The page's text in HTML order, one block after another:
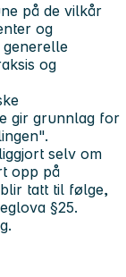
på de vilkår
og
generelle
og
gir grunnlag for
selv om
opp på
tatt til følge,
§25.